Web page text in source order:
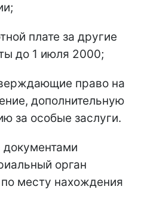
плате за другие
до 1 июля 2000;
право на
дополнительную
за особые заслуги.
документами
орган
месту нахождения